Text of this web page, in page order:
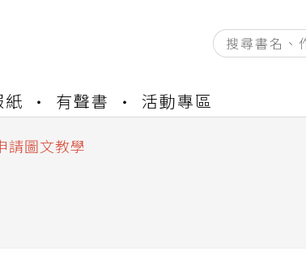
紙 有聲書 活動專區
請圖文教學